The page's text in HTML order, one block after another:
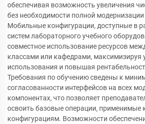
обеспечивая возможность увеличения
без необходимости полной
Мобильные конфигурации, доступные в
систем лабораторного учебного
совместное использование ресурсов
классами или кафедрами, максимизируя
использования и повышая
Требования по обучению сведены к
согласованности интерфейсов на всех
компонентах, что позволяет
освоить базовые операции, применимые
конфигурациям. Возможности